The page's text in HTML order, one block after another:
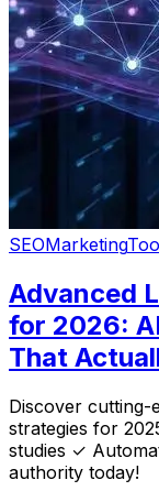
SEOMarketing
Advanced
for 2026:
That
Discover cutting-
strategies for
studies ✓
authority today!